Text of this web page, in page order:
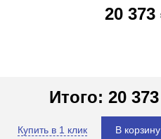
20 373
Итого: 20 373
Купить в 1 клик В корзину